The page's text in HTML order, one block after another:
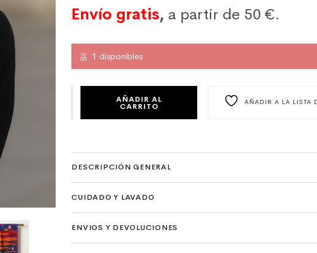
Envío gratis, a partir de 50 €.
1 disponibles
AÑADIR AL
CARRITO AÑADIR A LA LISTA
DESCRIPCIÓN GENERAL
CUIDADO Y LAVADO
ENVIOS Y DEVOLUCIONES